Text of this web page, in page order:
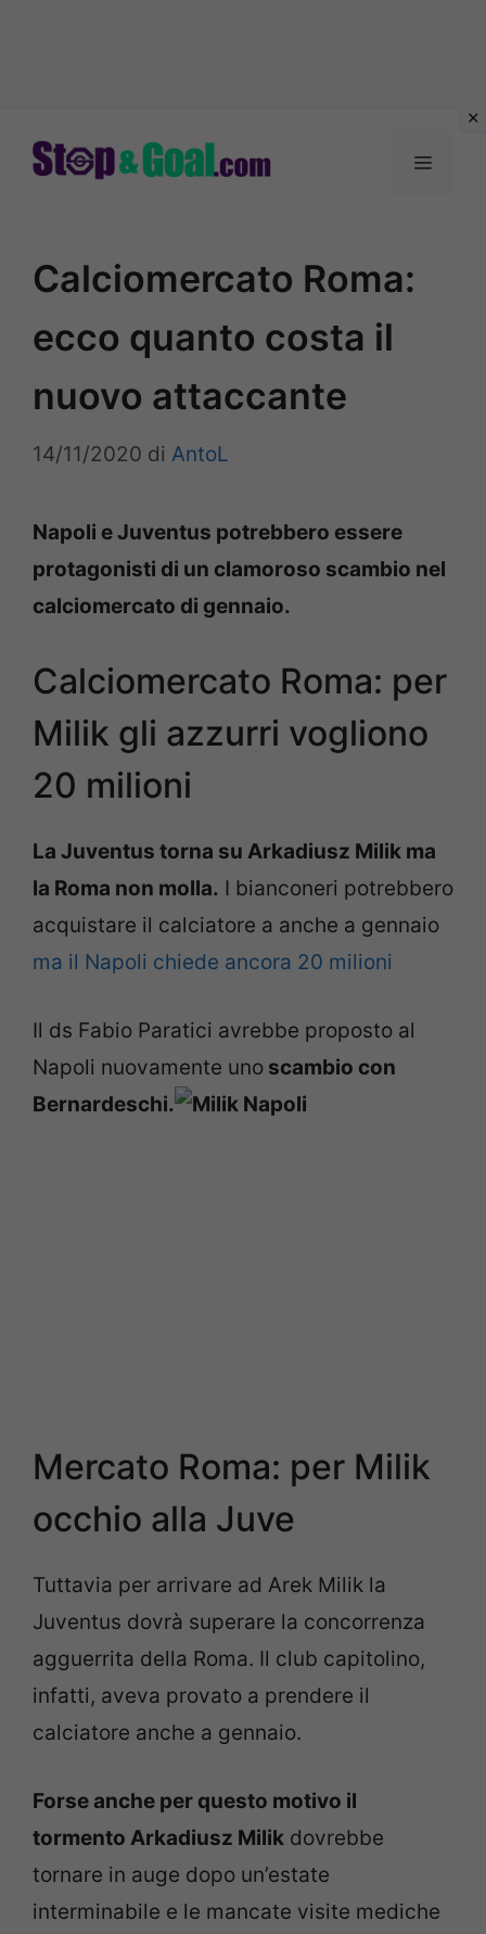
Menu
Calciomercato Roma:
ecco quanto costa il
nuovo attaccante
14/11/2020 di AntoL
Napoli e Juventus potrebbero essere
protagonisti di un clamoroso scambio nel
calciomercato di gennaio.
Calciomercato Roma: per
Milik gli azzurri vogliono
20 milioni
La Juventus torna su Arkadiusz Milik ma
la Roma non molla. I bianconeri potrebbero
acquistare il calciatore a anche a gennaio
ma il Napoli chiede ancora 20 milioni
Il ds Fabio Paratici avrebbe proposto al
Napoli nuovamente uno scambio con
Bernardeschi.
Mercato Roma: per Milik
occhio alla Juve
Tuttavia per arrivare ad Arek Milik la
Juventus dovrà superare la concorrenza
agguerrita della Roma. Il club capitolino,
infatti, aveva provato a prendere il
calciatore anche a gennaio.
Forse anche per questo motivo il
tormento Arkadiusz Milik dovrebbe
tornare in auge dopo un’estate
interminabile e le mancate visite mediche